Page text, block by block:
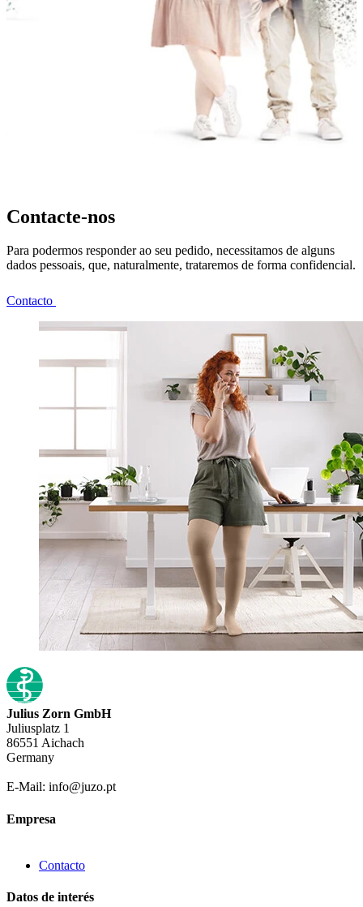
Contacte-nos
Para podermos responder ao seu pedido, necessitamos de alguns
dados pessoais, que, naturalmente, trataremos de forma confidencial.
Contacto
Julius Zorn GmbH
Juliusplatz 1
86551 Aichach
Germany
E-Mail: info@juzo.pt
Empresa
Contacto
Datos de interés